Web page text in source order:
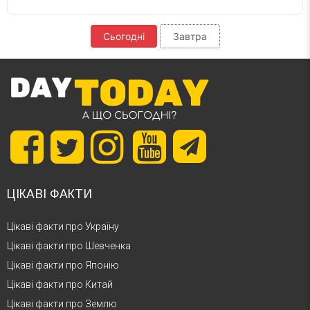
Сьогодні Завтра
ЦІКАВІ ФАКТИ
Цікаві факти про Україну
Цікаві факти про Шевченка
Цікаві факти про Японію
Цікаві факти про Китай
Цікаві факти про Землю